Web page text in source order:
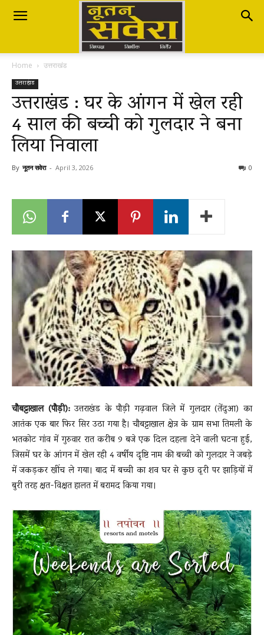
Nutan
Savera
सवेरा
Breaking
LIVE
Home उत्तराखंड
उत्तराखंड
उत्तराखंड : घर के आंगन में खेल रही
4 साल की बच्ची को गुलदार ने बना
लिया निवाला
By नूतन सवेरा - April 3, 2026 0
चौबट्टाखाल (पौड़ी):उत्तराखंड के पौड़ी गढ़वाल जिले में गुलदार (तेंदुआ) का
आतंक एक बार फिर सिर उठा गया है। चौबट्टाखाल क्षेत्र के ग्राम सभा तिमली के
भतकोट गांव में गुरुवार रात करीब 9 बजे एक दिल दहला देने वाली घटना हुई,
जिसमें घर के आंगन में खेल रही 4 वर्षीय दृष्टि नाम की बच्ची को गुलदार ने जबड़े
में जकड़कर खींच ले गया। बाद में बच्ची का शव घर से कुछ दूरी पर झाड़ियों में
बुरी तरह क्षत-विक्षत हालत में बरामद किया गया।